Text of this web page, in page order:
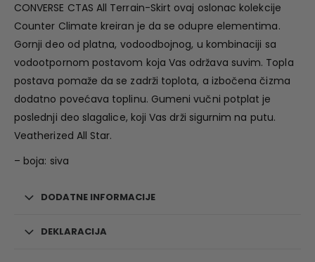
CONVERSE CTAS All Terrain-Skirt ovaj oslonac kolekcije
Counter Climate kreiran je da se odupre elementima.
Gornji deo od platna, vodoodbojnog, u kombinaciji sa
vodootpornom postavom koja Vas održava suvim. Topla
postava pomaže da se zadrži toplota, a izbočena čizma
dodatno povećava toplinu. Gumeni vučni potplat je
poslednji deo slagalice, koji Vas drži sigurnim na putu.
Veatherized All Star.
– boja: siva
DODATNE INFORMACIJE
DEKLARACIJA